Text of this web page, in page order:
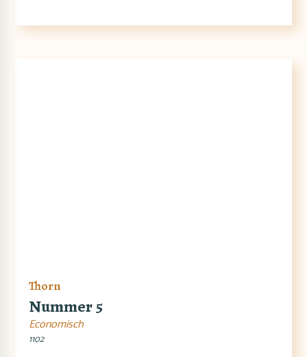
Thorn
Nummer 5
Economisch
1102